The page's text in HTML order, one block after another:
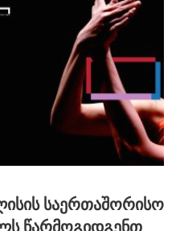
საერთაშორისო